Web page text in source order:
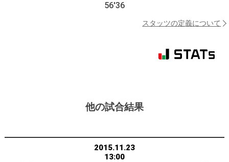
56'36
スタッツの定義について
他の試合結果
2015.11.23
13:00